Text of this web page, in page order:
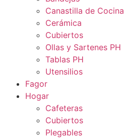
Canastilla de Cocina
Cerámica
Cubiertos
Ollas y Sartenes PH
Tablas PH
Utensilios
Fagor
Hogar
Cafeteras
Cubiertos
Plegables